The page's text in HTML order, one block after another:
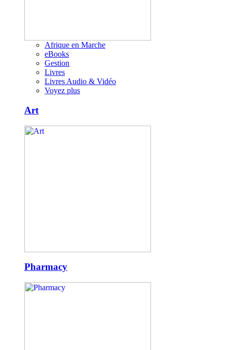
Afrique en Marche
eBooks
Gestion
Livres
Livres Audio & Vidéo
Voyez plus
Art
Pharmacy